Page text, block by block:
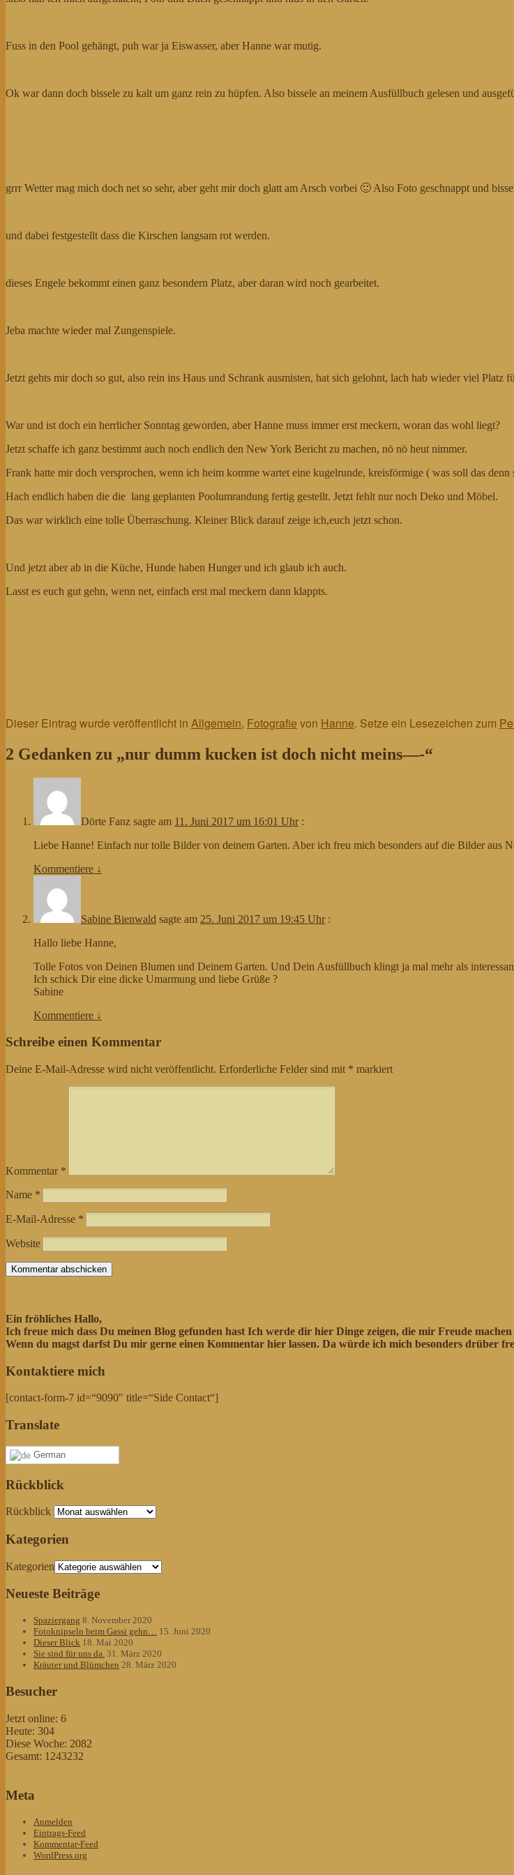
Fuss in den Pool gehängt, puh war ja Eiswasser, aber Hanne war mutig.
Ok war dann doch bissele zu kalt um ganz rein zu hüpfen. Also bissele an meinem Ausfüllbuch gelesen und
grrr Wetter mag mich doch net so sehr, aber geht mir doch glatt am Arsch vorbei 🙂 Also Foto geschnappt und
und dabei festgestellt dass die Kirschen langsam rot werden.
dieses Engele bekommt einen ganz besondern Platz, aber daran wird noch gearbeitet.
Jeba machte wieder mal Zungenspiele.
Jetzt gehts mir doch so gut, also rein ins Haus und Schrank ausmisten, hat sich gelohnt, lach hab wieder viel Platz
War und ist doch ein herrlicher Sonntag geworden, aber Hanne muss immer erst meckern, woran das wohl liegt?
Jetzt schaffe ich ganz bestimmt auch noch endlich den New York Bericht zu machen, nö nö heut nimmer.
Frank hatte mir doch versprochen, wenn ich heim komme wartet eine kugelrunde, kreisförmige ( was soll das
Hach endlich haben die die lang geplanten Poolumrandung fertig gestellt. Jetzt fehlt nur noch Deko und Möbel.
Das war wirklich eine tolle Überraschung. Kleiner Blick darauf zeige ich,euch jetzt schon.
Und jetzt aber ab in die Küche, Hunde haben Hunger und ich glaub ich auch.
Lasst es euch gut gehn, wenn net, einfach erst mal meckern dann klappts.
Dieser Eintrag wurde veröffentlicht in Allgemein, Fotografie von Hanne. Setze ein Lesezeichen zum
2 Gedanken zu „nur dumm kucken ist doch nicht meins—-“
Dörte Fanz sagte am 11. Juni 2017 um 16:01 Uhr :
Liebe Hanne! Einfach nur tolle Bilder von deinem Garten. Aber ich freu mich besonders auf die Bilder aus
Kommentiere ↓
Sabine Bienwald sagte am 25. Juni 2017 um 19:45 Uhr :
Hallo liebe Hanne,
Tolle Fotos von Deinen Blumen und Deinem Garten. Und Dein Ausfüllbuch klingt ja mal mehr als
Ich schick Dir eine dicke Umarmung und liebe Grüße ?
Sabine
Kommentiere ↓
Schreibe einen Kommentar
Deine E-Mail-Adresse wird nicht veröffentlicht. Erforderliche Felder sind mit * markiert
Kommentar *
Name *
E-Mail-Adresse *
Website
Ein fröhliches Hallo,
Ich freue mich dass Du meinen Blog gefunden hast Ich werde dir hier Dinge zeigen, die mir Freude
Wenn du magst darfst Du mir gerne einen Kommentar hier lassen. Da würde ich mich besonders drüber
Kontaktiere mich
[contact-form-7 id=“9090″ title=“Side Contact“]
Translate
German
Rückblick
Rückblick
Kategorien
Kategorien
Neueste Beiträge
Spaziergang 8. November 2020
Fotoknipseln beim Gassi gehn… 15. Juni 2020
Dieser Blick 18. Mai 2020
Sie sind für uns da. 31. März 2020
Kräuter und Blümchen 28. März 2020
Besucher
Jetzt online: 6
Heute: 304
Diese Woche: 2082
Gesamt: 1243232
Meta
Anmelden
Eintrags-Feed
Kommentar-Feed
WordPress.org